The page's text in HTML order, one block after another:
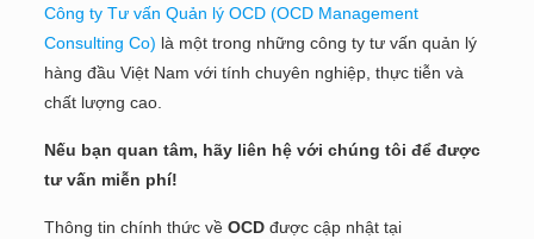
Công ty Tư vấn Quản lý OCD (OCD Management
Consulting Co) là một trong những công ty tư vấn quản lý
hàng đầu Việt Nam với tính chuyên nghiệp, thực tiễn và
chất lượng cao.
Nếu bạn quan tâm, hãy liên hệ với chúng tôi để được
tư vấn miễn phí!
Thông tin chính thức về OCD được cập nhật tại